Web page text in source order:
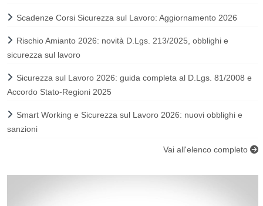
Scadenze Corsi Sicurezza sul Lavoro: Aggiornamento 2026
Rischio Amianto 2026: novità D.Lgs. 213/2025, obblighi e
sicurezza sul lavoro
Sicurezza sul Lavoro 2026: guida completa al D.Lgs. 81/2008 e
Accordo Stato-Regioni 2025
Smart Working e Sicurezza sul Lavoro 2026: nuovi obblighi e
sanzioni
Vai all'elenco completo